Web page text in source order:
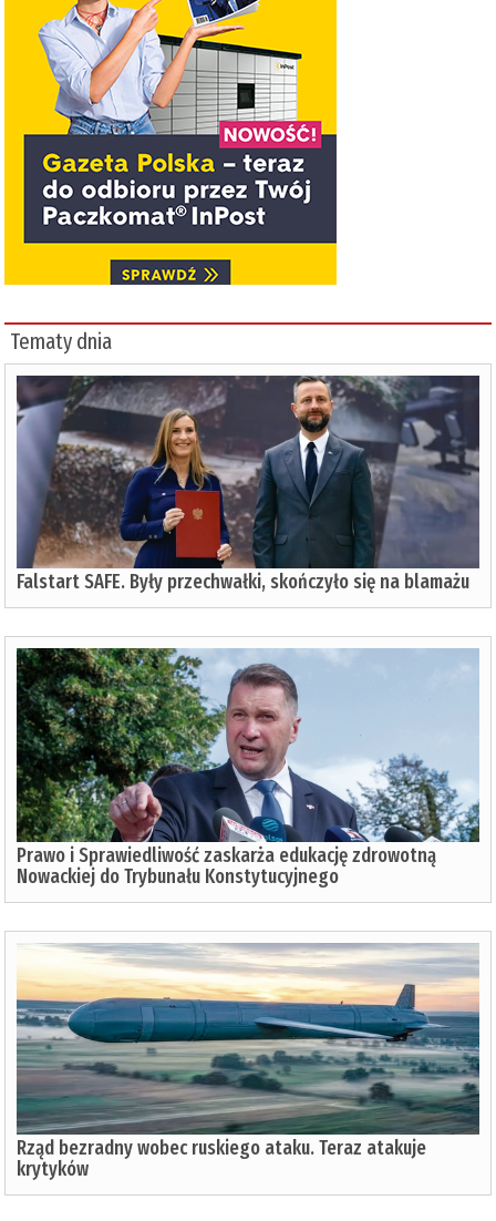
Tematy dnia
Falstart SAFE. Były przechwałki, skończyło się na blamażu
Prawo i Sprawiedliwość zaskarża edukację zdrowotną
Nowackiej do Trybunału Konstytucyjnego
Rząd bezradny wobec ruskiego ataku. Teraz atakuje
krytyków